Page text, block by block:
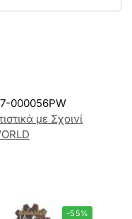
000056PW
με Σχοινί
-55%